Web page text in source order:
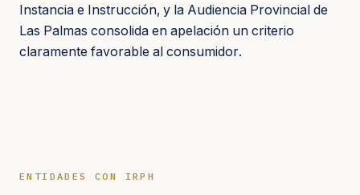
Instancia e Instrucción, y la Audiencia Provincial de
Las Palmas consolida en apelación un criterio
claramente favorable al consumidor.
ENTIDADES CON IRPH